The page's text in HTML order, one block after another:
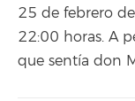
25 de febrero
22:00 horas. A
que sentía don